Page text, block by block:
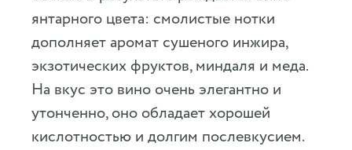
янтарного цвета: смолистые нотки
дополняет аромат сушеного инжира,
экзотических фруктов, миндаля и меда.
На вкус это вино очень элегантно и
утонченно, оно обладает хорошей
кислотностью и долгим послевкусием.